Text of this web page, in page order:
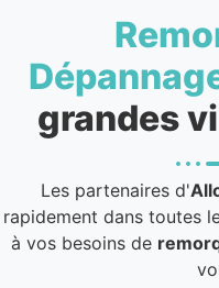
grandes
Les partenaires d'
rapidement dans toutes
à vos besoins de